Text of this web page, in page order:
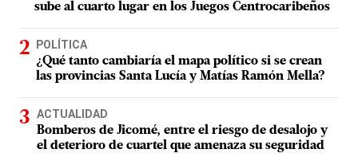
sube al cuarto lugar en los Juegos Centrocaribeños
POLÍTICA
¿Qué tanto cambiaría el mapa político si se crean
las provincias Santa Lucía y Matías Ramón Mella?
ACTUALIDAD
Bomberos de Jicomé, entre el riesgo de desalojo y
el deterioro de cuartel que amenaza su seguridad